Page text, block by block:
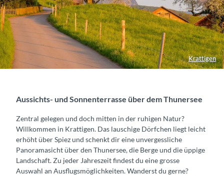
Krattigen
Aussichts- und Sonnenterrasse über dem Thunersee
Zentral gelegen und doch mitten in der ruhigen Natur?
Willkommen in Krattigen. Das lauschige Dörfchen liegt leicht
erhöht über Spiez und schenkt dir eine unvergessliche
Panoramasicht über den Thunersee, die Berge und die üppige
Landschaft. Zu jeder Jahreszeit findest du eine grosse
Auswahl an Ausflugsmöglichkeiten. Wanderst du gerne?